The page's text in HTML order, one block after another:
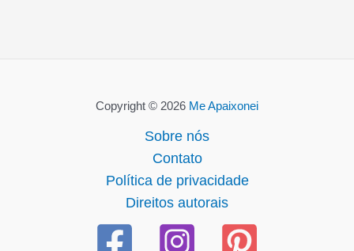
Copyright © 2026 Me Apaixonei
Sobre nós
Contato
Política de privacidade
Direitos autorais